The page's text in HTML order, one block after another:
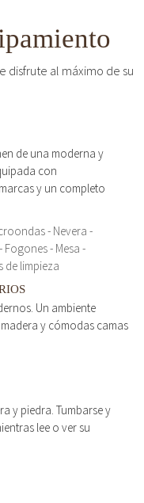
disfrute al máximo de su
de una moderna y
con
y un completo
- Nevera -
- Mesa -
de limpieza
Un ambiente
y cómodas camas
y piedra. Tumbarse y
lee o ver su